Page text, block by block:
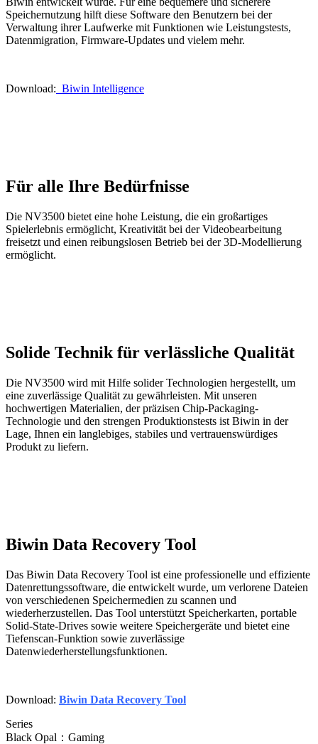
Speichernutzung hilft diese Software den Benutzern bei der
Verwaltung ihrer Laufwerke mit Funktionen wie Leistungstests,
Datenmigration, Firmware-Updates und vielem mehr.
Download: Biwin Intelligence
Für alle Ihre Bedürfnisse
Die NV3500 bietet eine hohe Leistung, die ein großartiges
Spielerlebnis ermöglicht, Kreativität bei der Videobearbeitung
freisetzt und einen reibungslosen Betrieb bei der 3D-Modellierung
ermöglicht.
Solide Technik für verlässliche Qualität
Die NV3500 wird mit Hilfe solider Technologien hergestellt, um
eine zuverlässige Qualität zu gewährleisten. Mit unseren
hochwertigen Materialien, der präzisen Chip-Packaging-
Technologie und den strengen Produktionstests ist Biwin in der
Lage, Ihnen ein langlebiges, stabiles und vertrauenswürdiges
Produkt zu liefern.
Biwin Data Recovery Tool
Das Biwin Data Recovery Tool ist eine professionelle und effiziente
Datenrettungssoftware, die entwickelt wurde, um verlorene Dateien
von verschiedenen Speichermedien zu scannen und
wiederherzustellen. Das Tool unterstützt Speicherkarten, portable
Solid-State-Drives sowie weitere Speichergeräte und bietet eine
Tiefenscan-Funktion sowie zuverlässige
Datenwiederherstellungsfunktionen.
Download: Biwin Data Recovery Tool
Series
Black Opal：Gaming